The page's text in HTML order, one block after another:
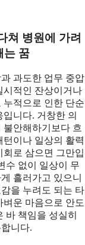
쳐 병원에 가려
는 꿈
과도한 업무 중압
시적인 잔상이거나
누적으로 인한 단순
니다. 거창한 의
불안해하기보다 흐
턴이나 일상의 활력
회로 삼으면 그만입
수 없이 일상이 무
흘러가고 있으니
을 누려도 되는 타
벼운 마음으로 안도
바 책임을 성실히
니다.